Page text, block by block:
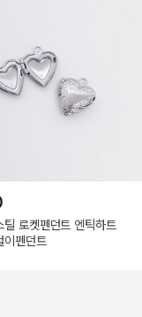
틸 로켓펜던트 엔틱하트
이펜던트